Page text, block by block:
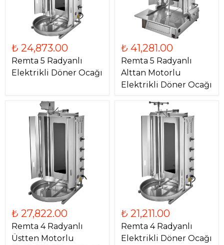
₺ 24,873.00
Remta 5 Radyanlı
Elektrikli Döner Ocağı
₺ 41,281.00
Remta 5 Radyanlı
Alttan Motorlu
Elektrikli Döner Ocağı
₺ 27,822.00
Remta 4 Radyanlı
Üstten Motorlu
₺ 21,211.00
Remta 4 Radyanlı
Elektrikli Döner Ocağı